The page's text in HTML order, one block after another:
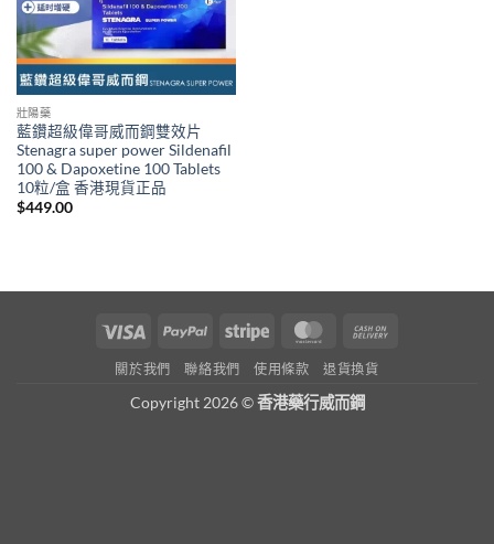
壯陽藥
藍鑽超級偉哥威而鋼雙效片
Stenagra super power Sildenafil
100 & Dapoxetine 100 Tablets
10粒/盒 香港現貨正品
$449.00
Visa PayPal Stripe MasterCard
關於我們 聯絡我們 使用條款 退貨換貨
Copyright 2026 ©香港藥行威而鋼